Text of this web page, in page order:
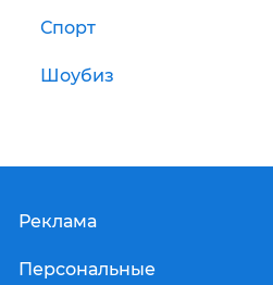
Спорт
Шоубиз
Реклама
Персональные